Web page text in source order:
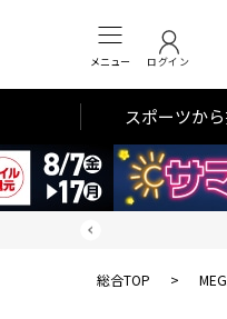
メニュー ログイン
スポーツか
総合TOP >